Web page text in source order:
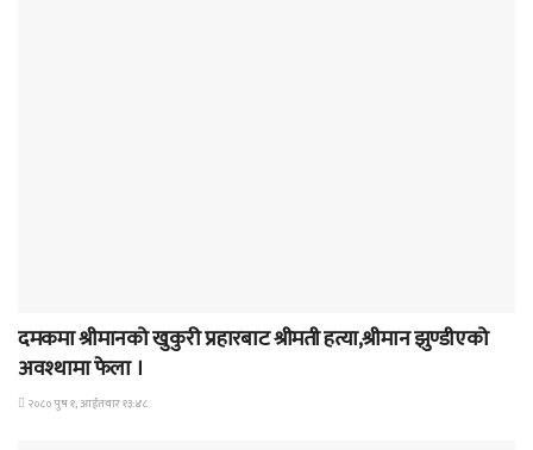
दमकमा श्रीमानको खुकुरी प्रहारबाट श्रीमती हत्या,श्रीमान झुण्डीएको
अवश्थामा फेला ।
२०८० पुष १, आईतवार १३:४८